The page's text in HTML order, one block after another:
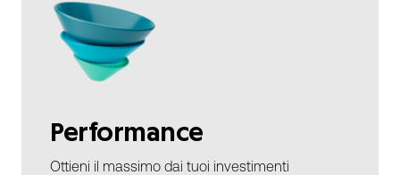
Performance
Ottieni il massimo dai tuoi investimenti